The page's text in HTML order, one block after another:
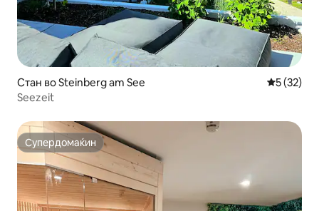
Стан во Steinberg am See Просечна
5 (32)
Seezeit
Супердомаќин
Супердомаќин